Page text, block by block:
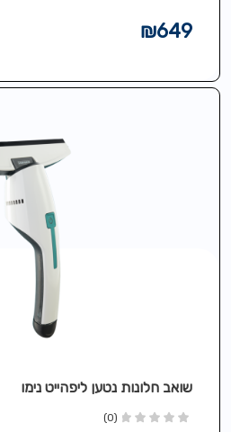
₪649
שואב חלונות נטען ליפהייט נימו
(0)